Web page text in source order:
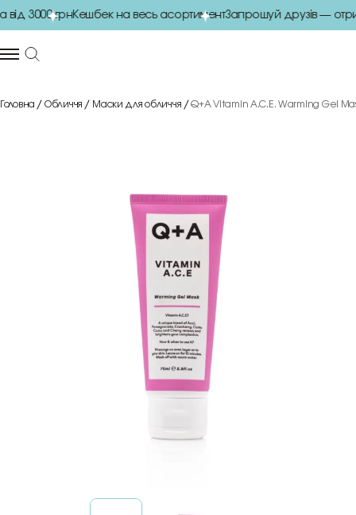
3000 грнКешбек на весь асортиментЗапрошуй друзів —
Головна Обличчя Маски для обличчя Q+A Vitamin A.C.E. Warming Gel